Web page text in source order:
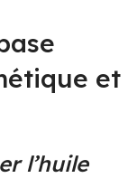
et
l’huile